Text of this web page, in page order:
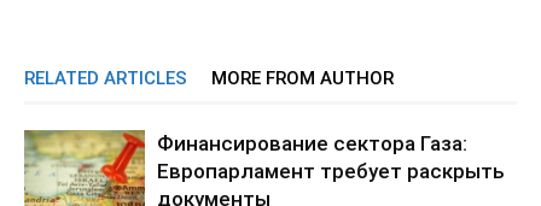
RELATED ARTICLES MORE FROM AUTHOR
Финансирование сектора Газа:
Европарламент требует раскрыть
документы